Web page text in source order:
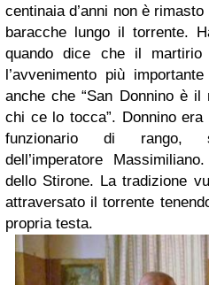
centinaia d’anni non è
baracche lungo il torrente.
quando dice che il
l’avvenimento più
anche che “San Donnino è
chi ce lo tocca”. Donnino
funzionario di rango,
dell’imperatore
dello Stirone. La tradizione
attraversato il torrente
propria testa.